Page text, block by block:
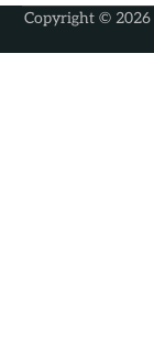
Copyright © 2026